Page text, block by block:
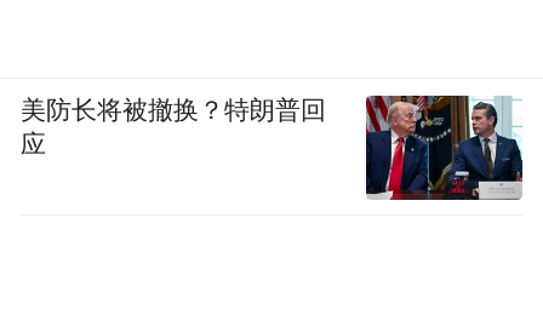
美防长将被撤换？特朗普回
应